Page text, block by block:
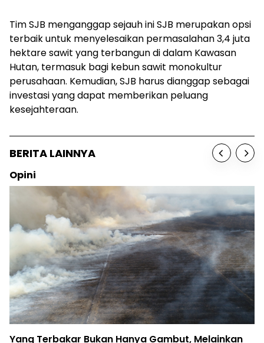
Tim SJB menganggap sejauh ini SJB merupakan opsi
terbaik untuk menyelesaikan permasalahan 3,4 juta
hektare sawit yang terbangun di dalam Kawasan
Hutan, termasuk bagi kebun sawit monokultur
perusahaan. Kemudian, SJB harus dianggap sebagai
investasi yang dapat memberikan peluang
kesejahteraan.
BERITA LAINNYA
Opini
Yang Terbakar Bukan Hanya Gambut, Melainkan